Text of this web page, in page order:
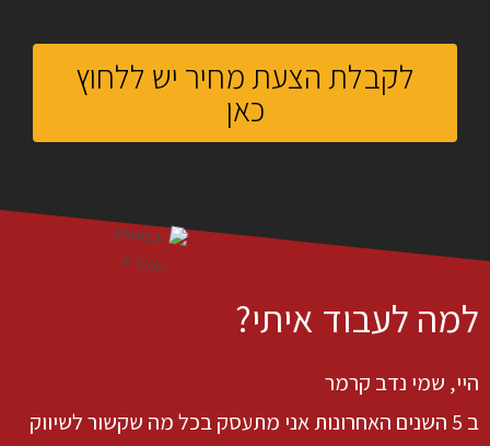
לקבלת הצעת מחיר יש ללחוץ
כאן
למה לעבוד איתי?
היי, שמי נדב קרמר
ב 5 השנים האחרונות אני מתעסק בכל מה שקשור לשיווק